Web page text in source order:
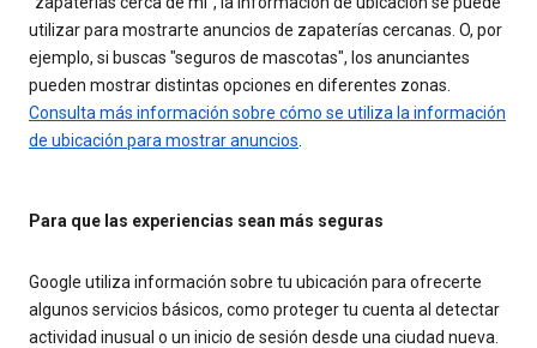
utilizar para mostrarte anuncios de zapaterías cercanas. O, por
ejemplo, si buscas "seguros de mascotas", los anunciantes
pueden mostrar distintas opciones en diferentes zonas.
Consulta más información sobre cómo se utiliza la información
de ubicación para mostrar anuncios
Para que las experiencias sean más seguras
Google utiliza información sobre tu ubicación para ofrecerte
algunos servicios básicos, como proteger tu cuenta al detectar
actividad inusual o un inicio de sesión desde una ciudad nueva.